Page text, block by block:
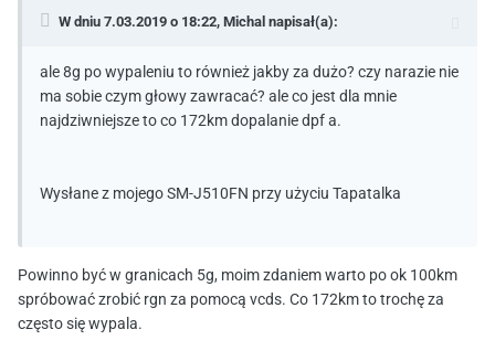
W dniu 7.03.2019 o 18:22, Michal napisał(a):
ale 8g po wypaleniu to również jakby za dużo? czy narazie nie
ma sobie czym głowy zawracać? ale co jest dla mnie
najdziwniejsze to co 172km dopalanie dpf a.
Wysłane z mojego SM-J510FN przy użyciu Tapatalka
Powinno być w granicach 5g, moim zdaniem warto po ok 100km
spróbować zrobić rgn za pomocą vcds. Co 172km to trochę za
często się wypala.